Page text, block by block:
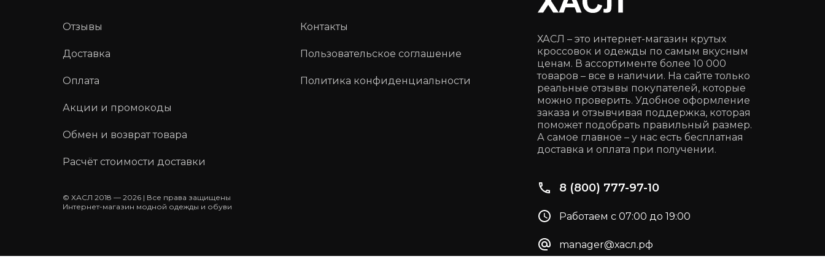
Отзывы
Доставка
Оплата
Акции и промокоды
Обмен и возврат товара
Расчёт стоимости доставки
© ХАСЛ 2018 — 2026 | Все права защищены
Интернет-магазин модной одежды и обуви
Контакты
Пользовательское соглашение
Политика конфиденциальности
ХАСЛ – это интернет-магазин крутых
кроссовок и одежды по самым вкусным
ценам. В ассортименте более 10 000
товаров – все в наличии. На сайте только
реальные отзывы покупателей, которые
можно проверить. Удобное оформление
заказа и отзывчивая поддержка, которая
поможет подобрать правильный размер.
А самое главное – у нас есть бесплатная
доставка и оплата при получении.
8 (800) 777-97-10
Работаем с 07:00 до 19:00
manager@хасл.рф